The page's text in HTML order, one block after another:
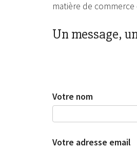
matière de
Un message,
Votre nom
Votre adresse email